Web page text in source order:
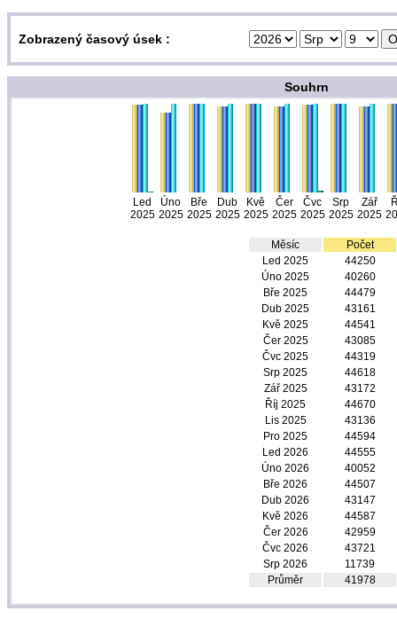
Zobrazený časový úsek :
Souhrn
Led
2025
Úno
2025
Bře
2025
Dub
2025
Kvě
2025
Čer
2025
Čvc
2025
Srp
2025
Zář
2025
Měsíc
Počet
Led 2025
44250
Úno 2025
40260
Bře 2025
44479
Dub 2025
43161
Kvě 2025
44541
Čer 2025
43085
Čvc 2025
44319
Srp 2025
44618
Zář 2025
43172
Říj 2025
44670
Lis 2025
43136
Pro 2025
44594
Led 2026
44555
Úno 2026
40052
Bře 2026
44507
Dub 2026
43147
Kvě 2026
44587
Čer 2026
42959
Čvc 2026
43721
Srp 2026
11739
Průměr
41978